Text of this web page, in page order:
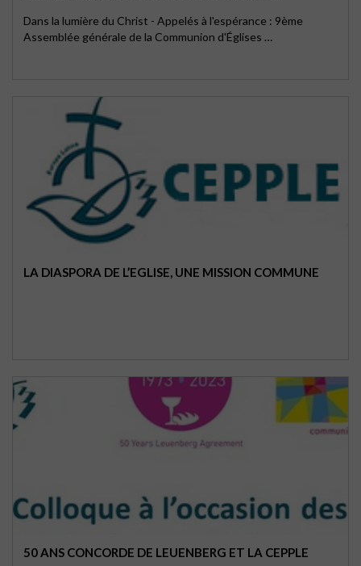
Dans la lumière du Christ - Appelés à l'espérance : 9ème
Assemblée générale de la Communion d'Églises …
LA DIASPORA DE L’EGLISE, UNE MISSION COMMUNE
50 ANS CONCORDE DE LEUENBERG ET LA CEPPLE